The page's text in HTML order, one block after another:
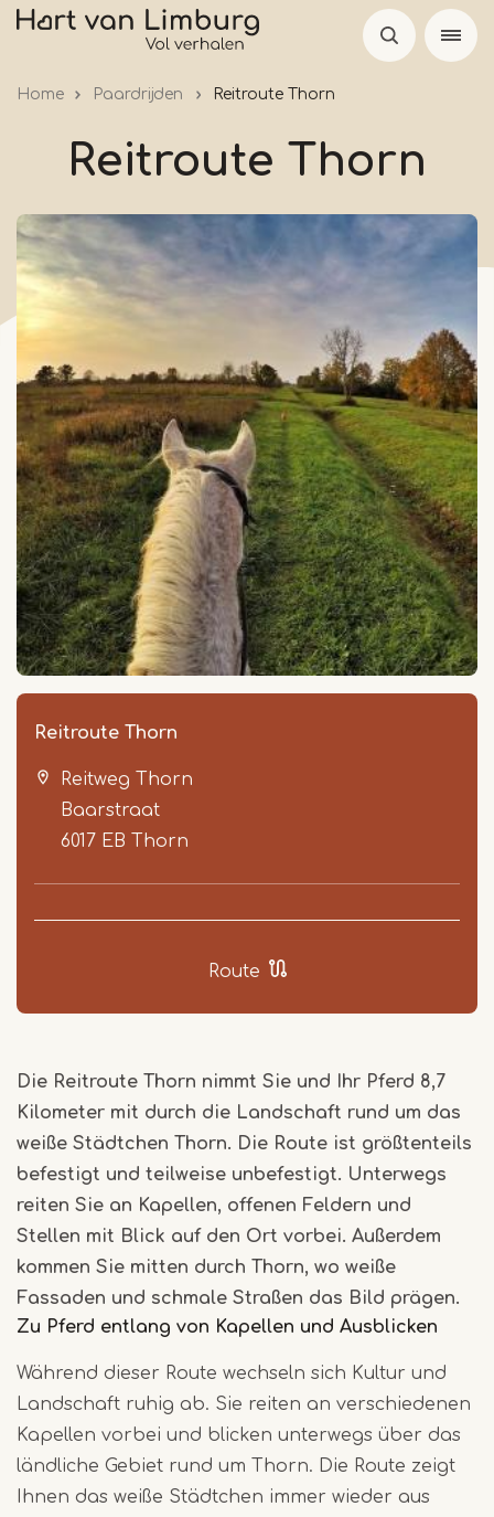
Skip
Home Paardrijden Reitroute Thorn
Reitroute Thorn
Reitroute Thorn
Reitweg Thorn
Baarstraat
6017 EB
Thorn
Route
Die Reitroute Thorn nimmt Sie und Ihr Pferd 8,7
Kilometer mit durch die Landschaft rund um das
weiße Städtchen Thorn. Die Route ist größtenteils
befestigt und teilweise unbefestigt. Unterwegs
reiten Sie an Kapellen, offenen Feldern und
Stellen mit Blick auf den Ort vorbei. Außerdem
kommen Sie mitten durch Thorn, wo weiße
Fassaden und schmale Straßen das Bild prägen.
Zu Pferd entlang von Kapellen und Ausblicken
Während dieser Route wechseln sich Kultur und
Landschaft ruhig ab. Sie reiten an verschiedenen
Kapellen vorbei und blicken unterwegs über das
ländliche Gebiet rund um Thorn. Die Route zeigt
Ihnen das weiße Städtchen immer wieder aus